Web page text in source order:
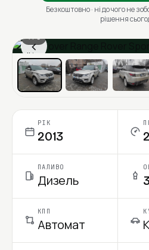
Безкоштовно · ні до чого не
рішення
‹
1 / 6
Ціна в місяць
РІК
2013
ПАЛИВО
Дизель
КПП
Автомат